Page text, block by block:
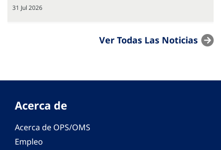
31 Jul 2026
Ver Todas Las Noticias
Acerca de
Acerca de OPS/OMS
Empleo